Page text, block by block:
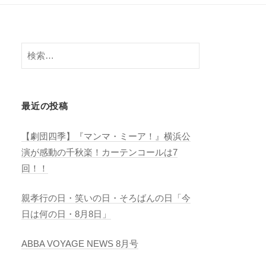
検
索:
最近の投稿
【劇団四季】『マンマ・ミーア！』横浜公
演が感動の千秋楽！カーテンコールは7
回！！
親孝行の日・笑いの日・そろばんの日「今
日は何の日・8月8日」
ABBA VOYAGE NEWS 8月号